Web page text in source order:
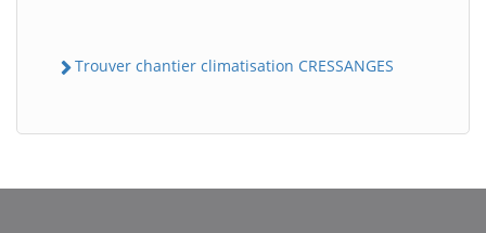
Trouver chantier climatisation CRESSANGES
BatiWebPro